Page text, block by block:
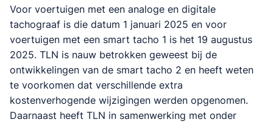
Voor voertuigen met een analoge en digitale
tachograaf is die datum 1 januari 2025 en voor
voertuigen met een smart tacho 1 is het 19 augustus
2025. TLN is nauw betrokken geweest bij de
ontwikkelingen van de smart tacho 2 en heeft weten
te voorkomen dat verschillende extra
kostenverhogende wijzigingen werden opgenomen.
Daarnaast heeft TLN in samenwerking met onder